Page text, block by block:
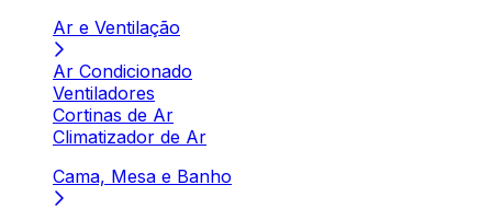
Ar e Ventilação
Ar Condicionado
Ventiladores
Cortinas de Ar
Climatizador de Ar
Cama, Mesa e Banho